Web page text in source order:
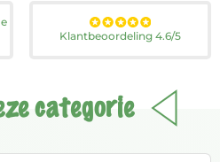
Klantbeoordeling 4.6/5
categorie